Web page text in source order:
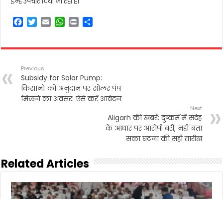
F
e
o
o
k
T
t
e
r
E
i
W
t
p
p
P
n
r
Previous
Subsidy for Solar Pump:
किसानों को अनुदान पर सोलर पंप
मिलने का अवसर: ऐसे करें आवेदन
Next
Aligarh की खबरें: दुष्कर्म में संदेह
के आधार पर आरोपी बरी, नहीं बता
सका घटना की सही तारीख
Related Articles